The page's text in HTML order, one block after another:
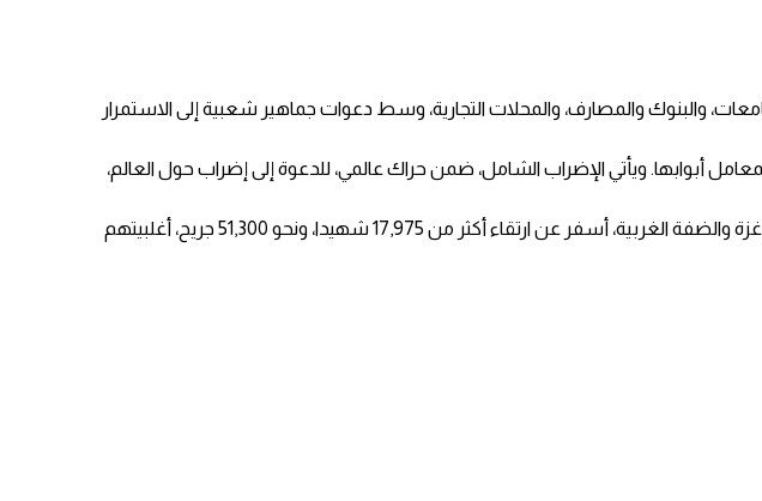
والبنوك والمصارف، والمحلات التجارية، وسط دعوات جماهير شعبية إلى الاستمرار
أبوابها. ويأتي الإضراب الشامل، ضمن حراك عالمي، للدعوة إلى إضراب حول العالم،
ومنذ السابع من تشرين الأول/ أكتوبر الماضي، تشن قوات الاحتلال الإسرائيلي عدوانا شاملا على شعبنا في قطاع غزة والضفة الغربية، أسفر عن ارتقاء أكثر من 17,975 شهيدا، ونحو 51,300 جريح، أغلبيتهم